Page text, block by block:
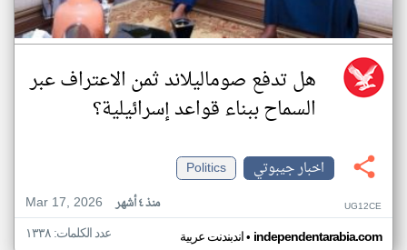
هل تدفع صوماليلاند ثمن الاعتراف عبر
السماح ببناء قواعد إسرائيلية؟
اخبار جيبوتي
Politics
Mar 17, 2026
منذ ٤ أشهر UG12CE
اندبندنت عربية• independentarabia.com عدد الكلمات: ١٣٣٨